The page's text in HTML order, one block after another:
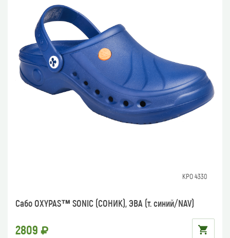
КРО 4330
Сабо OXYPAS™ SONIC (СОНИК), ЭВА (т. синий/NAV)
2809